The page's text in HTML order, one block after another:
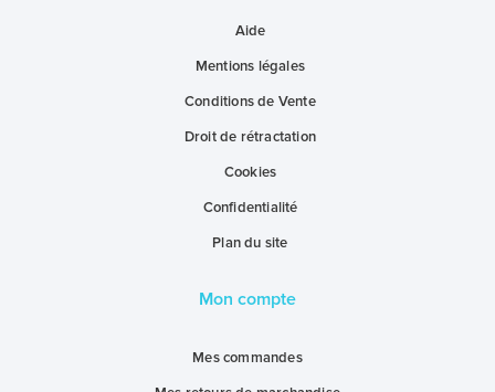
Aide
Mentions légales
Conditions de Vente
Droit de rétractation
Cookies
Confidentialité
Plan du site
Mon compte
Mes commandes